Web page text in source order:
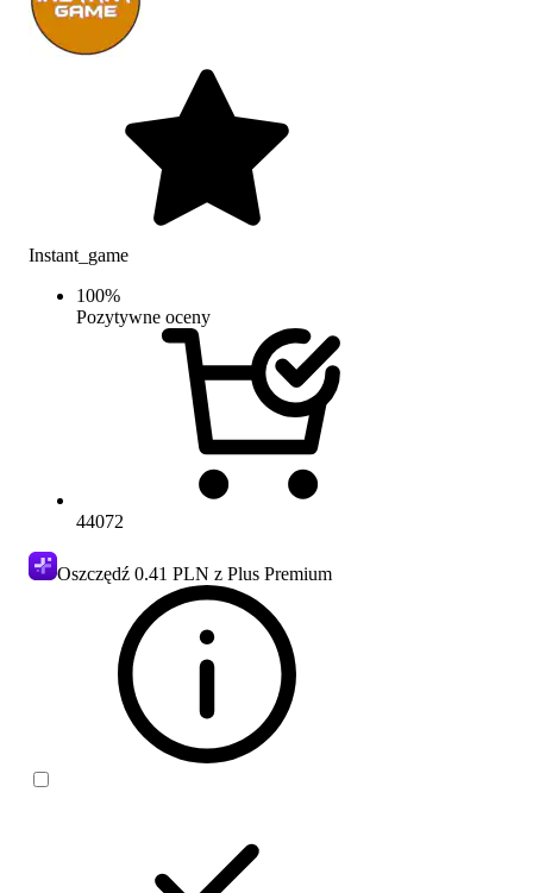
Instant_game
100%
Pozytywne oceny
44072
Oszczędź 0.41 PLN z Plus Premium